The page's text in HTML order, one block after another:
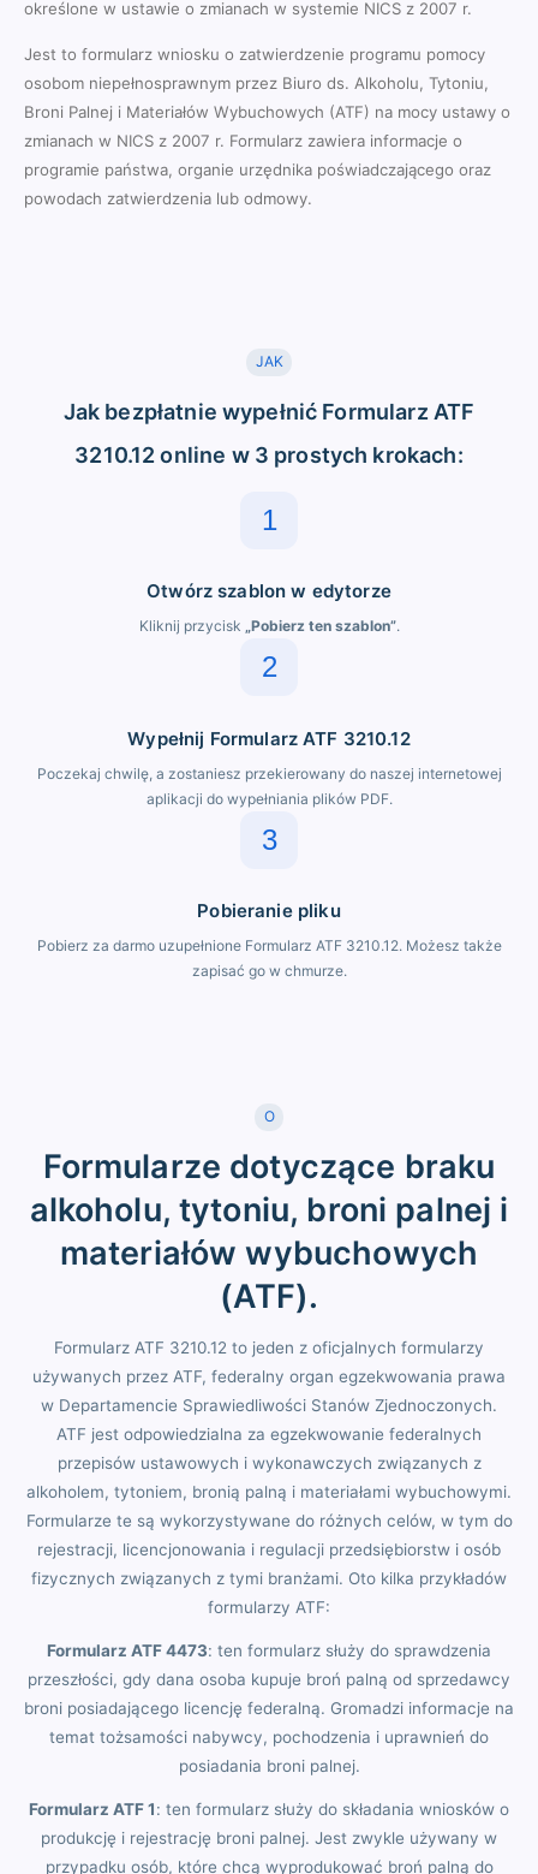
określone w ustawie o zmianach w systemie NICS z 2007 r.
Jest to formularz wniosku o zatwierdzenie programu pomocy
osobom niepełnosprawnym przez Biuro ds. Alkoholu, Tytoniu,
Broni Palnej i Materiałów Wybuchowych (ATF) na mocy ustawy o
zmianach w NICS z 2007 r. Formularz zawiera informacje o
programie państwa, organie urzędnika poświadczającego oraz
powodach zatwierdzenia lub odmowy.
JAK
Jak bezpłatnie wypełnić Formularz ATF
3210.12 online w 3 prostych krokach:
1
Otwórz szablon w edytorze
Kliknij przycisk „Pobierz ten szablon”.
2
Wypełnij Formularz ATF 3210.12
Poczekaj chwilę, a zostaniesz przekierowany do naszej internetowej
aplikacji do wypełniania plików PDF.
3
Pobieranie pliku
Pobierz za darmo uzupełnione Formularz ATF 3210.12. Możesz także
zapisać go w chmurze.
O
Formularze dotyczące braku
alkoholu, tytoniu, broni palnej i
materiałów wybuchowych
(ATF).
Formularz ATF 3210.12 to jeden z oficjalnych formularzy
używanych przez ATF, federalny organ egzekwowania prawa
w Departamencie Sprawiedliwości Stanów Zjednoczonych.
ATF jest odpowiedzialna za egzekwowanie federalnych
przepisów ustawowych i wykonawczych związanych z
alkoholem, tytoniem, bronią palną i materiałami wybuchowymi.
Formularze te są wykorzystywane do różnych celów, w tym do
rejestracji, licencjonowania i regulacji przedsiębiorstw i osób
fizycznych związanych z tymi branżami. Oto kilka przykładów
formularzy ATF:
Formularz ATF 4473: ten formularz służy do sprawdzenia
przeszłości, gdy dana osoba kupuje broń palną od sprzedawcy
broni posiadającego licencję federalną. Gromadzi informacje na
temat tożsamości nabywcy, pochodzenia i uprawnień do
posiadania broni palnej.
Formularz ATF 1: ten formularz służy do składania wniosków o
produkcję i rejestrację broni palnej. Jest zwykle używany w
przypadku osób, które chcą wyprodukować broń palną do